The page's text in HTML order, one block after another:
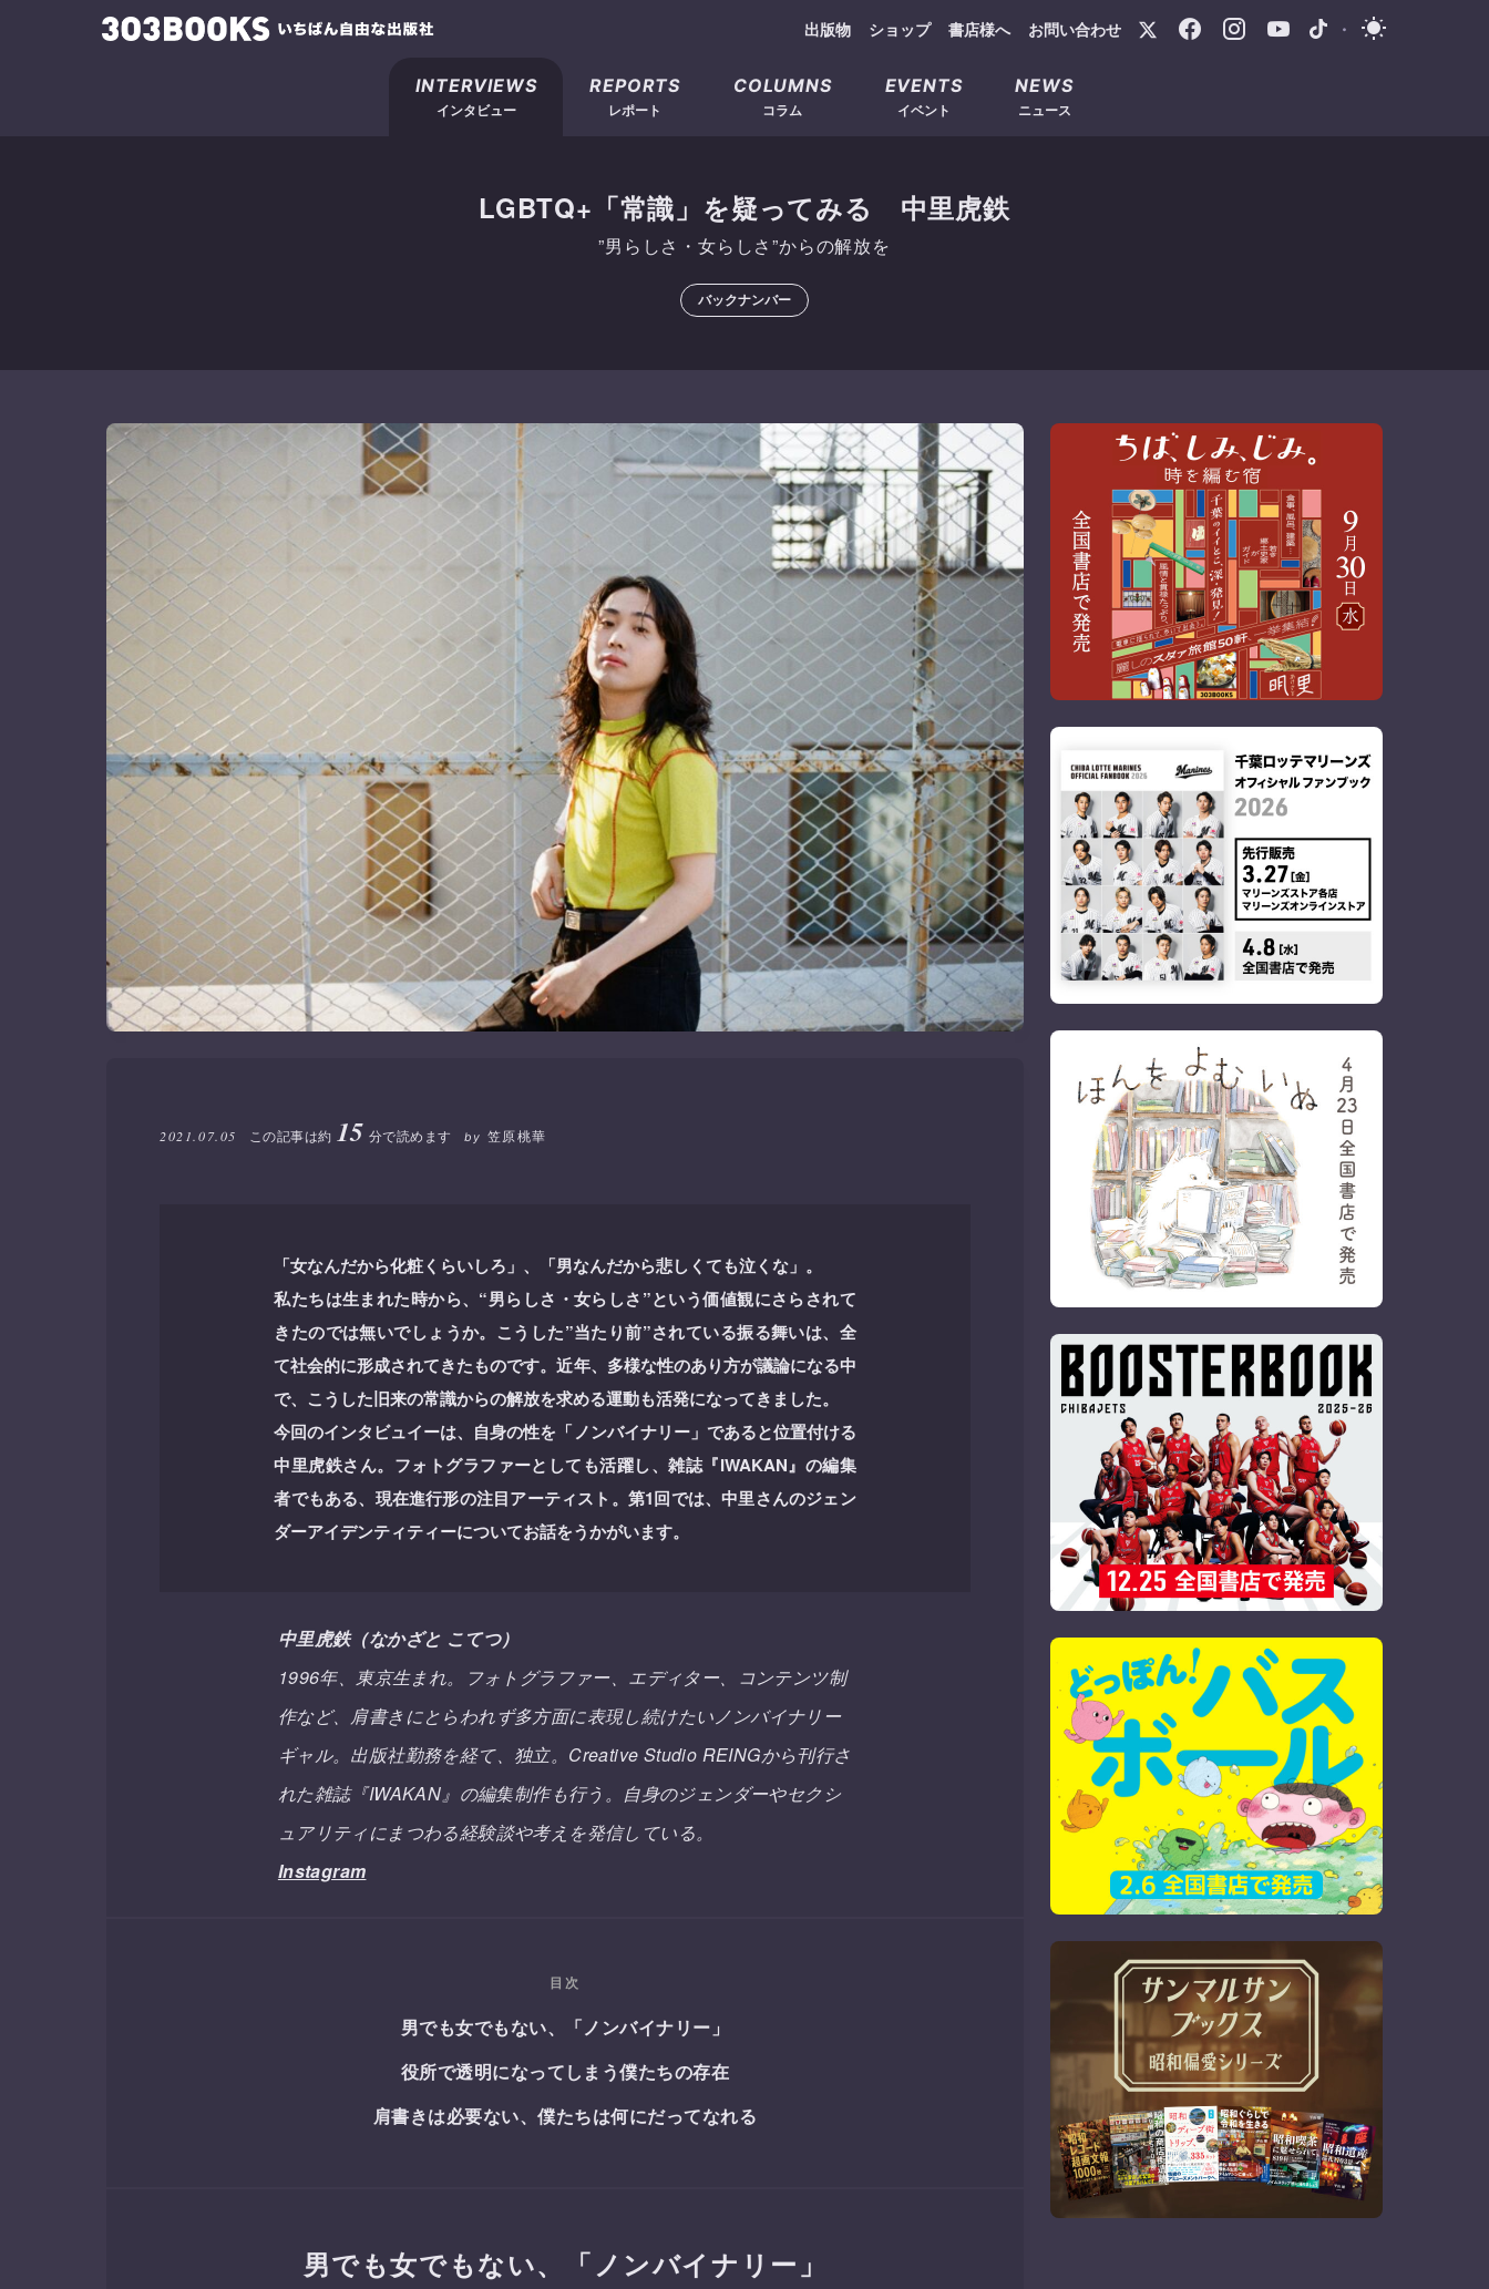
出版物 ショップ 書店様へ お問い合わせ ・
INTERVIEWS
インタビュー
REPORTS
レポート
COLUMNS
コラム
EVENTS
イベント
NEWS
ニュース
LGBTQ+「常識」を疑ってみる 中里虎鉄
”男らしさ・女らしさ”からの解放を
バックナンバー
2021.07.05 この記事は約 15 分で読めます by 笠原桃華
「女なんだから化粧くらいしろ」、「男なんだから悲しくても泣くな」。
私たちは生まれた時から、“男らしさ・女らしさ”という価値観にさらされて
きたのでは無いでしょうか。こうした”当たり前”されている振る舞いは、全
て社会的に形成されてきたものです。近年、多様な性のあり方が議論になる中
で、こうした旧来の常識からの解放を求める運動も活発になってきました。
今回のインタビュイーは、自身の性を「ノンバイナリー」であると位置付ける
中里虎鉄さん。フォトグラファーとしても活躍し、雑誌『IWAKAN』の編集
者でもある、現在進行形の注目アーティスト。第1回では、中里さんのジェン
ダーアイデンティティーについてお話をうかがいます。
中里虎鉄（なかざと こてつ）
1996年、東京生まれ。フォトグラファー、エディター、コンテンツ制
作など、肩書きにとらわれず多方面に表現し続けたいノンバイナリー
ギャル。出版社勤務を経て、独立。Creative Studio REINGから刊行さ
れた雑誌『IWAKAN』の編集制作も行う。自身のジェンダーやセクシ
ュアリティにまつわる経験談や考えを発信している。
Instagram
目次
男でも女でもない、「ノンバイナリー」
役所で透明になってしまう僕たちの存在
肩書きは必要ない、僕たちは何にだってなれる
男でも女でもない、「ノンバイナリー」